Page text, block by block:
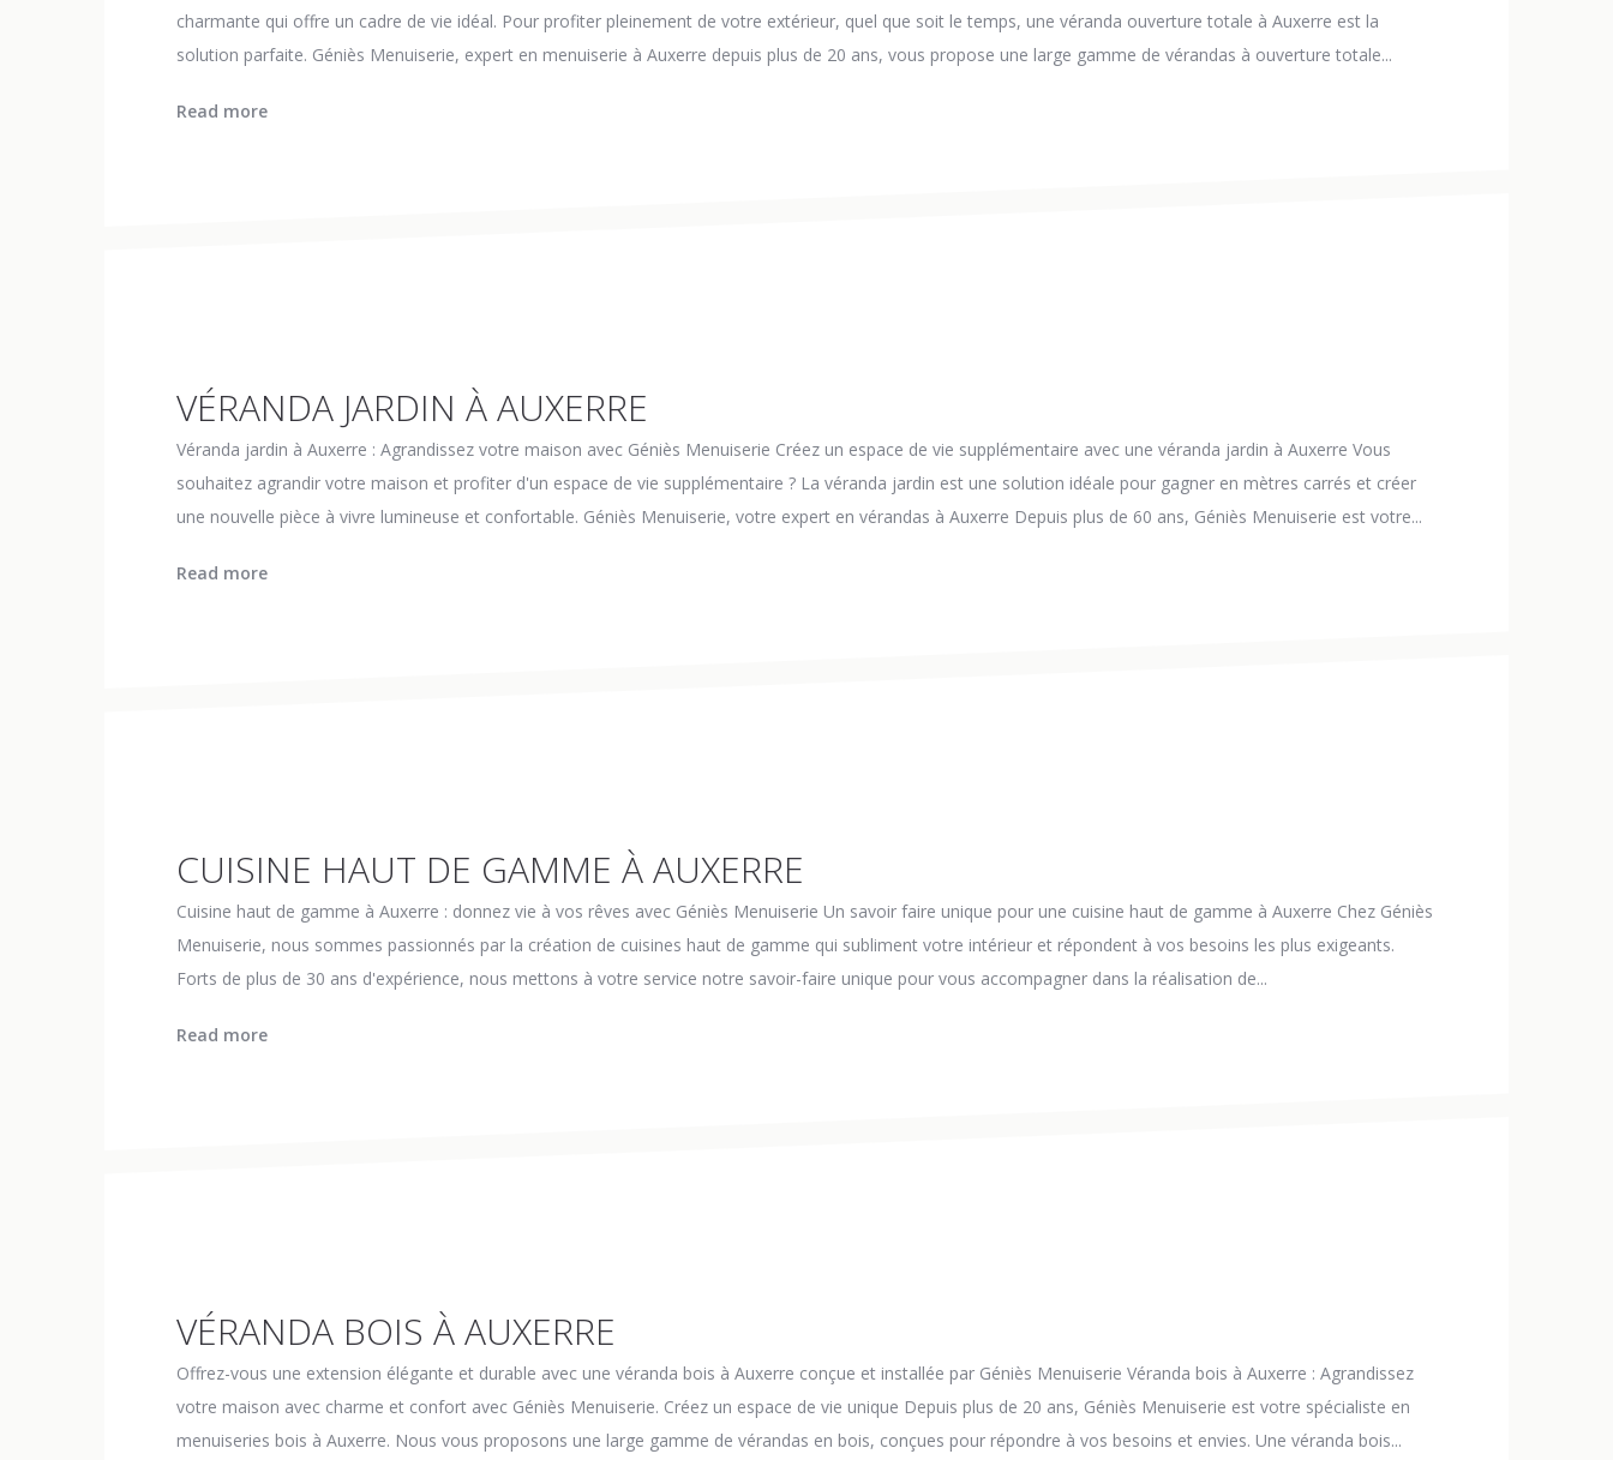
charmante qui offre un cadre de vie idéal. Pour profiter pleinement de votre extérieur, quel que soit le temps, une véranda ouverture totale à Auxerre est la
solution parfaite. Géniès Menuiserie, expert en menuiserie à Auxerre depuis plus de 20 ans, vous propose une large gamme de vérandas à ouverture totale...
Read more
VÉRANDA JARDIN À AUXERRE
Véranda jardin à Auxerre : Agrandissez votre maison avec Géniès Menuiserie Créez un espace de vie supplémentaire avec une véranda jardin à Auxerre Vous
souhaitez agrandir votre maison et profiter d'un espace de vie supplémentaire ? La véranda jardin est une solution idéale pour gagner en mètres carrés et créer
une nouvelle pièce à vivre lumineuse et confortable. Géniès Menuiserie, votre expert en vérandas à Auxerre Depuis plus de 60 ans, Géniès Menuiserie est votre...
Read more
CUISINE HAUT DE GAMME À AUXERRE
Cuisine haut de gamme à Auxerre : donnez vie à vos rêves avec Géniès Menuiserie Un savoir faire unique pour une cuisine haut de gamme à Auxerre Chez Géniès
Menuiserie, nous sommes passionnés par la création de cuisines haut de gamme qui subliment votre intérieur et répondent à vos besoins les plus exigeants.
Forts de plus de 30 ans d'expérience, nous mettons à votre service notre savoir-faire unique pour vous accompagner dans la réalisation de...
Read more
VÉRANDA BOIS À AUXERRE
Offrez-vous une extension élégante et durable avec une véranda bois à Auxerre conçue et installée par Géniès Menuiserie Véranda bois à Auxerre : Agrandissez
votre maison avec charme et confort avec Géniès Menuiserie. Créez un espace de vie unique Depuis plus de 20 ans, Géniès Menuiserie est votre spécialiste en
menuiseries bois à Auxerre. Nous vous proposons une large gamme de vérandas en bois, conçues pour répondre à vos besoins et envies. Une véranda bois...